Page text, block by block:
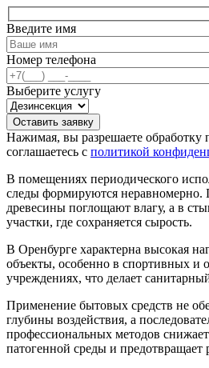
Введите имя
Номер телефона
Выберите услугу
Оставить заявку
Нажимая, вы разрешаете обработку
соглашаетесь с политикой
В помещениях периодического
следы формируются неравномерно.
древесины поглощают влагу, а в
участки, где сохраняется сырость.
В Оренбурге характерна высокая
объекты, особенно в спортивных и
учреждениях, что делает
Применение бытовых средств не
глубины воздействия, а
профессиональных методов
патогенной среды и предотвращает